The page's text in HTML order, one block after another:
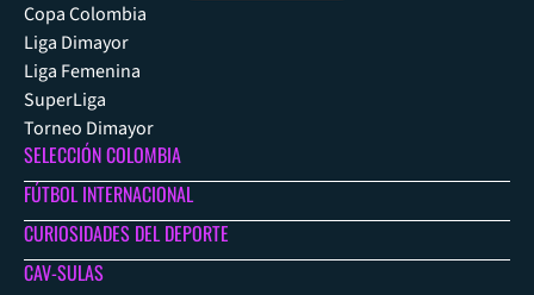
Copa Colombia
Liga Dimayor
Liga Femenina
SuperLiga
Torneo Dimayor
SELECCIÓN COLOMBIA
FÚTBOL INTERNACIONAL
CURIOSIDADES DEL DEPORTE
CAV-SULAS